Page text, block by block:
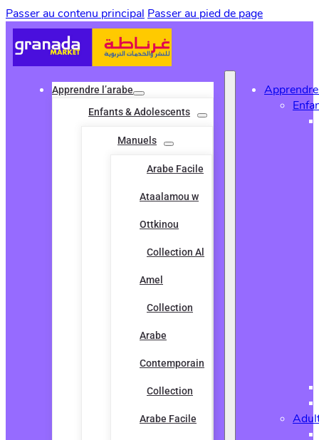
Passer au contenu principal Passer au pied de page
Apprendre l’arabe
Enfants & Adolescents
Manuels
Arabe Facile
Ataalamou w
Ottkinou
Collection Al
Amel
Collection
Arabe
Contemporain
Collection
Arabe Facile
Apprendre